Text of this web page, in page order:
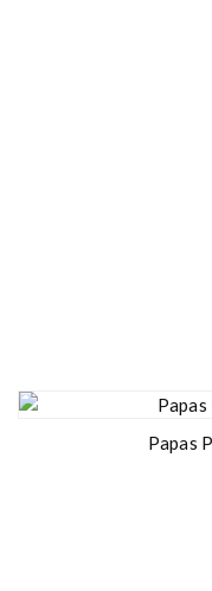
Papas